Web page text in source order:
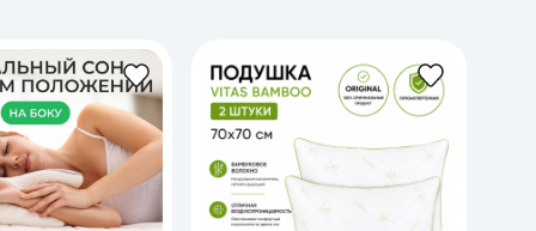
Фитнес-браслеты
Ремешки для часов
Фотоаппараты и видеокамеры
Фотоаппараты
Экшен-камеры